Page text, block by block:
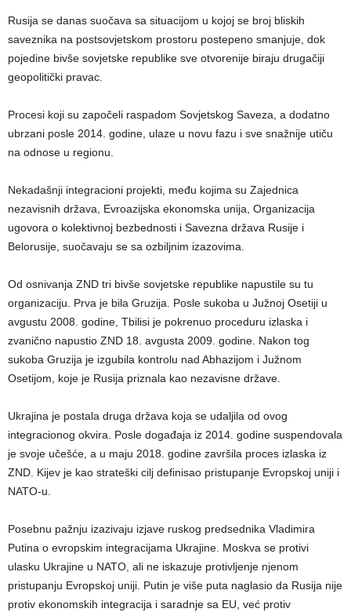
Rusija se danas suočava sa situacijom u kojoj se broj bliskih
saveznika na postsovjetskom prostoru postepeno smanjuje, dok
pojedine bivše sovjetske republike sve otvorenije biraju drugačiji
geopolitički pravac.
Procesi koji su započeli raspadom Sovjetskog Saveza, a dodatno
ubrzani posle 2014. godine, ulaze u novu fazu i sve snažnije utiču
na odnose u regionu.
Nekadašnji integracioni projekti, među kojima su Zajednica
nezavisnih država, Evroazijska ekonomska unija, Organizacija
ugovora o kolektivnoj bezbednosti i Savezna država Rusije i
Belorusije, suočavaju se sa ozbiljnim izazovima.
Od osnivanja ZND tri bivše sovjetske republike napustile su tu
organizaciju. Prva je bila Gruzija. Posle sukoba u Južnoj Osetiji u
avgustu 2008. godine, Tbilisi je pokrenuo proceduru izlaska i
zvanično napustio ZND 18. avgusta 2009. godine. Nakon tog
sukoba Gruzija je izgubila kontrolu nad Abhazijom i Južnom
Osetijom, koje je Rusija priznala kao nezavisne države.
Ukrajina je postala druga država koja se udaljila od ovog
integracionog okvira. Posle događaja iz 2014. godine suspendovala
je svoje učešće, a u maju 2018. godine završila proces izlaska iz
ZND. Kijev je kao strateški cilj definisao pristupanje Evropskoj uniji i
NATO-u.
Posebnu pažnju izazivaju izjave ruskog predsednika Vladimira
Putina o evropskim integracijama Ukrajine. Moskva se protivi
ulasku Ukrajine u NATO, ali ne iskazuje protivljenje njenom
pristupanju Evropskoj uniji. Putin je više puta naglasio da Rusija nije
protiv ekonomskih integracija i saradnje sa EU, već protiv